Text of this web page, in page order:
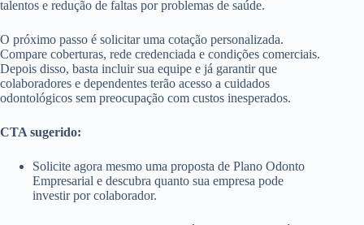
talentos e redução de faltas por problemas de saúde.
O próximo passo é solicitar uma cotação personalizada.
Compare coberturas, rede credenciada e condições comerciais.
Depois disso, basta incluir sua equipe e já garantir que
colaboradores e dependentes terão acesso a cuidados
odontológicos sem preocupação com custos inesperados.
CTA sugerido:
Solicite agora mesmo uma proposta de Plano Odonto
Empresarial e descubra quanto sua empresa pode
investir por colaborador.